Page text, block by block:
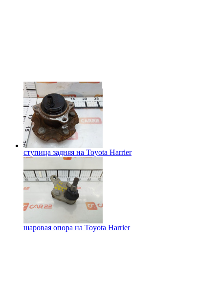
ступица задняя на Toyota Harrier
шаровая опора на Toyota Harrier